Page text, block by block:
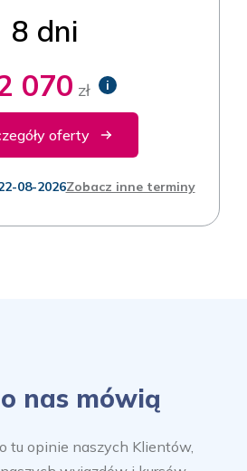
8 dni
070 zł i
oferty
08-2026Zobacz inne terminy
nas mówią
tu opinie naszych Klientów,